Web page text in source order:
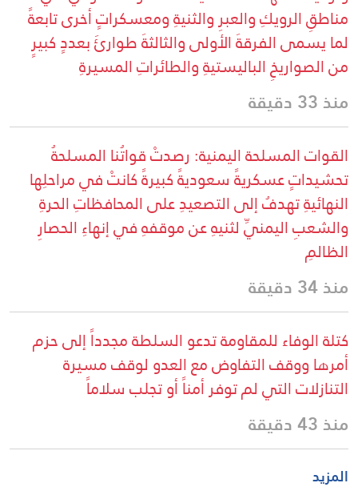
مناطقِ الرويكِ والعبرِ والثنيةِ ومعسكراتٍ أخرى تابعةً
لما يسمى الفرقةَ الأولى والثالثةَ طوارئَ بعددٍ كبيرٍ
من الصواريخِ الباليستيةِ والطائراتِ المسيرةِ
منذ 33 دقيقة
القوات المسلحة اليمنية: رصدتْ قواتُنا المسلحةُ
تحشيداتٍ عسكريةً سعوديةً كبيرةً كانتْ في مراحلِها
النهائيةِ تهدفُ إلى التصعيدِ على المحافظاتِ الحرةِ
والشعبِ اليمنيِّ لثنيهِ عن موقفهِ في إنهاءِ الحصارِ
الظالمِ
منذ 34 دقيقة
كتلة الوفاء للمقاومة تدعو السلطة مجدداً إلى حزم
أمرها ووقف التفاوض مع العدو لوقف مسيرة
التنازلات التي لم توفر أمناً أو تجلب سلاماً
منذ 43 دقيقة
المزيد